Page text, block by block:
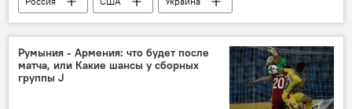
оружие
армия безопасность
Румыния - Армения: что будет после
матча, или Какие шансы у сборных
группы J